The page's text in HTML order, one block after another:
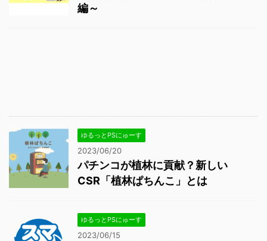
編～
ゆるっとPSにゅーす
2023/06/20
パチンコが植林に貢献？新しい
CSR「植林ぱちんこ」とは
ゆるっとPSにゅーす
2023/06/15